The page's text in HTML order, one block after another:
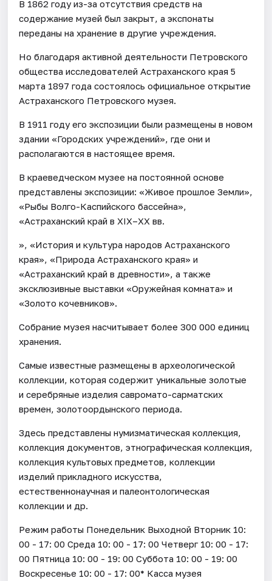
В 1862 году из-за отсутствия средств на
содержание музей был закрыт, а экспонаты
переданы на хранение в другие учреждения.
Но благодаря активной деятельности Петровского
общества исследователей Астраханского края 5
марта 1897 года состоялось официальное открытие
Астраханского Петровского музея.
В 1911 году его экспозиции были размещены в новом
здании «Городских учреждений», где они и
располагаются в настоящее время.
В краеведческом музее на постоянной основе
представлены экспозиции: «Живое прошлое Земли»,
«Рыбы Волго-Каспийского бассейна»,
«Астраханский край в XIX–XX вв.
», «История и культура народов Астраханского
края», «Природа Астраханского края» и
«Астраханский край в древности», а также
эксклюзивные выставки «Оружейная комната» и
«Золото кочевников».
Собрание музея насчитывает более 300 000 единиц
хранения.
Самые известные размещены в археологической
коллекции, которая содержит уникальные золотые
и серебряные изделия савромато-сарматских
времен, золотоордынского периода.
Здесь представлены нумизматическая коллекция,
коллекция документов, этнографическая коллекция,
коллекция культовых предметов, коллекции
изделий прикладного искусства,
естественнонаучная и палеонтологическая
коллекции и др.
Режим работы Понедельник Выходной Вторник 10:
00 - 17: 00 Среда 10: 00 - 17: 00 Четверг 10: 00 - 17:
00 Пятница 10: 00 - 19: 00 Суббота 10: 00 - 19: 00
Воскресенье 10: 00 - 17: 00* Касса музея